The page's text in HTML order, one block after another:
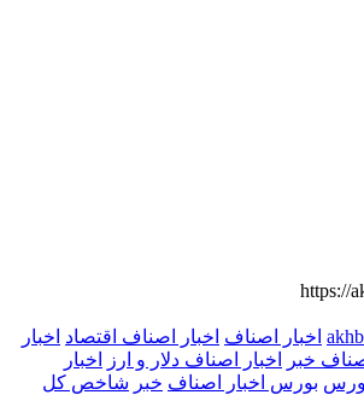
https://
اخبار اصناف اخبار اصناف اقتصاد اخبار
خبر اخبار اصناف دلار و ارز
اخبار
بورس بورس اخبار اصناف خبر شاخص کل